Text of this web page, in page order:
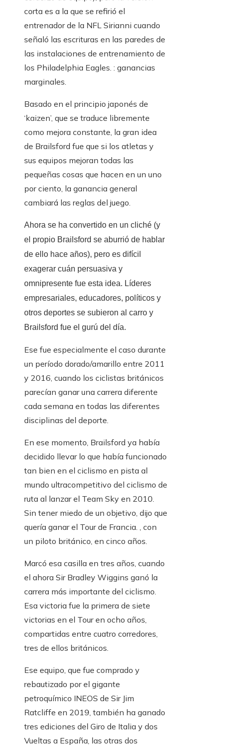
corta es a la que se refirió el
entrenador de la NFL Sirianni cuando
señaló las escrituras en las paredes de
las instalaciones de entrenamiento de
los Philadelphia Eagles. : ganancias
marginales.
Basado en el principio japonés de
‘kaizen’, que se traduce libremente
como mejora constante, la gran idea
de Brailsford fue que si los atletas y
sus equipos mejoran todas las
pequeñas cosas que hacen en un uno
por ciento, la ganancia general
cambiará las reglas del juego.
Ahora se ha convertido en un cliché (y
el propio Brailsford se aburrió de hablar
de ello hace años), pero es difícil
exagerar cuán persuasiva y
omnipresente fue esta idea. Líderes
empresariales, educadores, políticos y
otros deportes se subieron al carro y
Brailsford fue el gurú del día.
Ese fue especialmente el caso durante
un período dorado/amarillo entre 2011
y 2016, cuando los ciclistas británicos
parecían ganar una carrera diferente
cada semana en todas las diferentes
disciplinas del deporte.
En ese momento, Brailsford ya había
decidido llevar lo que había funcionado
tan bien en el ciclismo en pista al
mundo ultracompetitivo del ciclismo de
ruta al lanzar el Team Sky en 2010.
Sin tener miedo de un objetivo, dijo que
quería ganar el Tour de Francia. , con
un piloto británico, en cinco años.
Marcó esa casilla en tres años, cuando
el ahora Sir Bradley Wiggins ganó la
carrera más importante del ciclismo.
Esa victoria fue la primera de siete
victorias en el Tour en ocho años,
compartidas entre cuatro corredores,
tres de ellos británicos.
Ese equipo, que fue comprado y
rebautizado por el gigante
petroquímico INEOS de Sir Jim
Ratcliffe en 2019, también ha ganado
tres ediciones del Giro de Italia y dos
Vueltas a España, las otras dos